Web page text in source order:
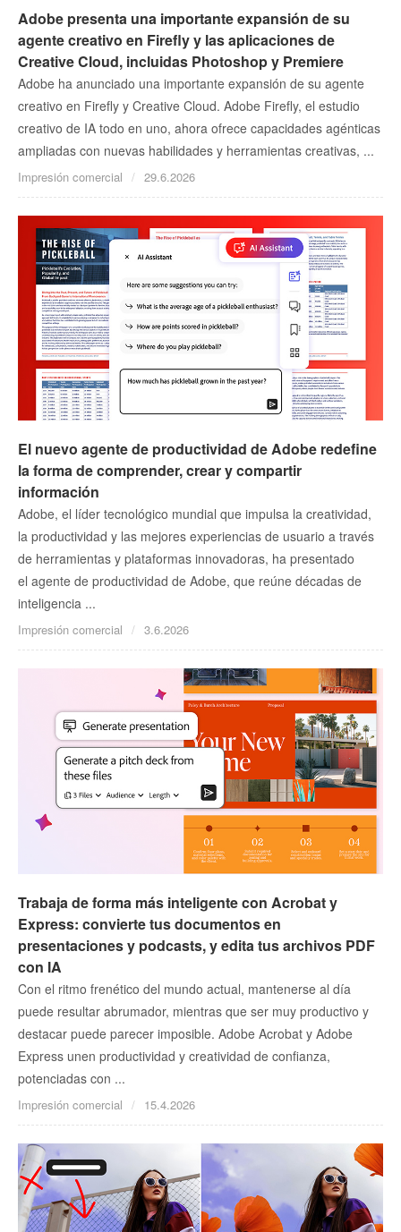
Adobe presenta una importante expansión de su
agente creativo en Firefly y las aplicaciones de
Creative Cloud, incluidas Photoshop y Premiere
Adobe ha anunciado una importante expansión de su agente
creativo en Firefly y Creative Cloud. Adobe Firefly, el estudio
creativo de IA todo en uno, ahora ofrece capacidades agénticas
ampliadas con nuevas habilidades y herramientas creativas, ...
Impresión comercial 29.6.2026
El nuevo agente de productividad de Adobe redefine
la forma de comprender, crear y compartir
información
Adobe, el líder tecnológico mundial que impulsa la creatividad,
la productividad y las mejores experiencias de usuario a través
de herramientas y plataformas innovadoras, ha presentado
el agente de productividad de Adobe, que reúne décadas de
inteligencia ...
Impresión comercial 3.6.2026
Trabaja de forma más inteligente con Acrobat y
Express: convierte tus documentos en
presentaciones y podcasts, y edita tus archivos PDF
con IA
Con el ritmo frenético del mundo actual, mantenerse al día
puede resultar abrumador, mientras que ser muy productivo y
destacar puede parecer imposible. Adobe Acrobat y Adobe
Express unen productividad y creatividad de confianza,
potenciadas con ...
Impresión comercial 15.4.2026